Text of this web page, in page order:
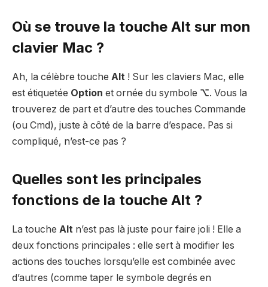
Où se trouve la touche Alt sur mon
clavier Mac ?
Ah, la célèbre touche Alt ! Sur les claviers Mac, elle
est étiquetée Option et ornée du symbole ⌥. Vous la
trouverez de part et d’autre des touches Commande
(ou Cmd), juste à côté de la barre d’espace. Pas si
compliqué, n’est-ce pas ?
Quelles sont les principales
fonctions de la touche Alt ?
La touche Alt n’est pas là juste pour faire joli ! Elle a
deux fonctions principales : elle sert à modifier les
actions des touches lorsqu’elle est combinée avec
d’autres (comme taper le symbole degrés en